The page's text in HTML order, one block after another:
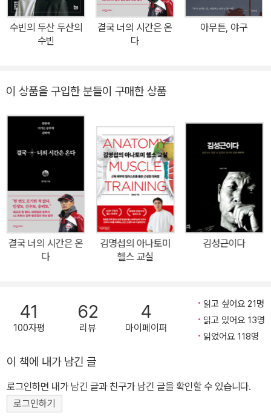
오랫동안 고민하고 숙고하며 오직 ‘내 안에서’ 답을 찾는 우직한 거북
이였다고. 남들보다 소질도 부족했고 속도는 느렸지만 그런 만큼 부
상황을 돌파할 방법을 찾았다. 그렇게 찾은 아이디어와 방법들은 고
로가 느린 거북이였기에 선수들이 성장할 때까지 인내심을 갖고 기다
려줄 수 있었다. 그렇게 ‘통산 1000승’이라는 고지를 한국에서 두 번
째로 넘은 감독이 되었다. 자신부터가 타고난 재능도 없고, 가난한 범
인凡人이었기에, 김성근은 말한다. 인생이란 결국 순간이 축적되어
만들어지는 것이라고. 매 순간에 한 결정과 행동이 쌓이고 쌓여 인생
이 된다고. 그래서 단 한 순간도 허투루 보내선 안 된다고. “돌무더기
와 잡초가 무성한 길일지라도 나만의 길을 걸어야 한다.” 비상식으로
싸우고, 끝내 세상을 바꿔온 노감독의 60여 년 야구 인생! 3번의 우
승을 이룩하고 통산 1384승을 올려 대한민국 야구 감독 중 승수 2위
없이 홀로 무대에 선 청년은 오로지 ‘야구’만으로 자신의 존재를 증명
하는 수밖에 없었다. 이겨야만 살아남을 수 있었던 그는 매번 벼랑 끝
과 같은 열악한 조건 속에서도 문제를 돌파할 수 있는 비상식적인 아
이디어를 찾아냈다. 특출 난 투수가 없는 팀에서는 투수를 몇 명이든
에서는 쥐어짜서라도 점수를 만드는 번트 작전을 썼다. 그 과정에서
비난도 숱하게 들었지만 그는 묵묵히 자신의 걸음을 이어나갔고, 결
수빈의 두산 두산의
수빈
결국 너의 시간은 온
다
아무튼, 야구
이 상품을 구입한 분들이 구매한 상품
결국 너의 시간은 온
다
김명섭의 아나토미
헬스 교실
김성근이다
41
100자평
62
리뷰
4
마이페이퍼
읽고 싶어요 21명
읽고 있어요 13명
읽었어요 118명
이 책에 내가 남긴 글
로그인하면 내가 남긴 글과 친구가 남긴 글을 확인할 수 있습니다.
로그인하기